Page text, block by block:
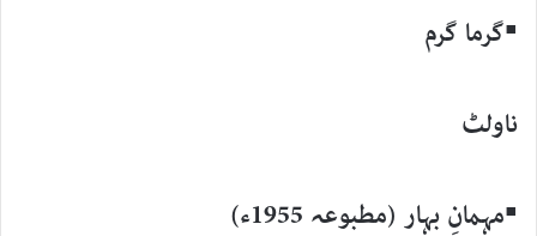
▪گرما گرم
ناولٹ
▪مہمانِ بہار (مطبوعہ 1955ء)